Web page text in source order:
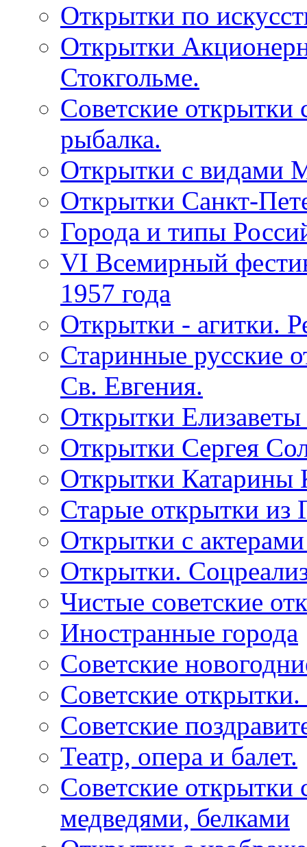
Открытки по
Открытки
Стокгольме.
Советские открытки
рыбалка.
Открытки с видами
Открытки Санкт-
Города и типы
VI Всемирный
1957 года
Открытки - агитки.
Старинные русские
Св. Евгения.
Открытки
Открытки Сергея
Открытки
Старые открытки из
Открытки с
Открытки.
Чистые советские
Иностранные города
Советские
Советские
Советские
Театр, опера и балет.
Советские открытки
медведями, белками